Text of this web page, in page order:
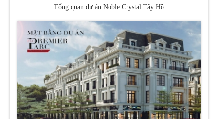
Tổng quan dự án Noble Crystal Tây Hồ